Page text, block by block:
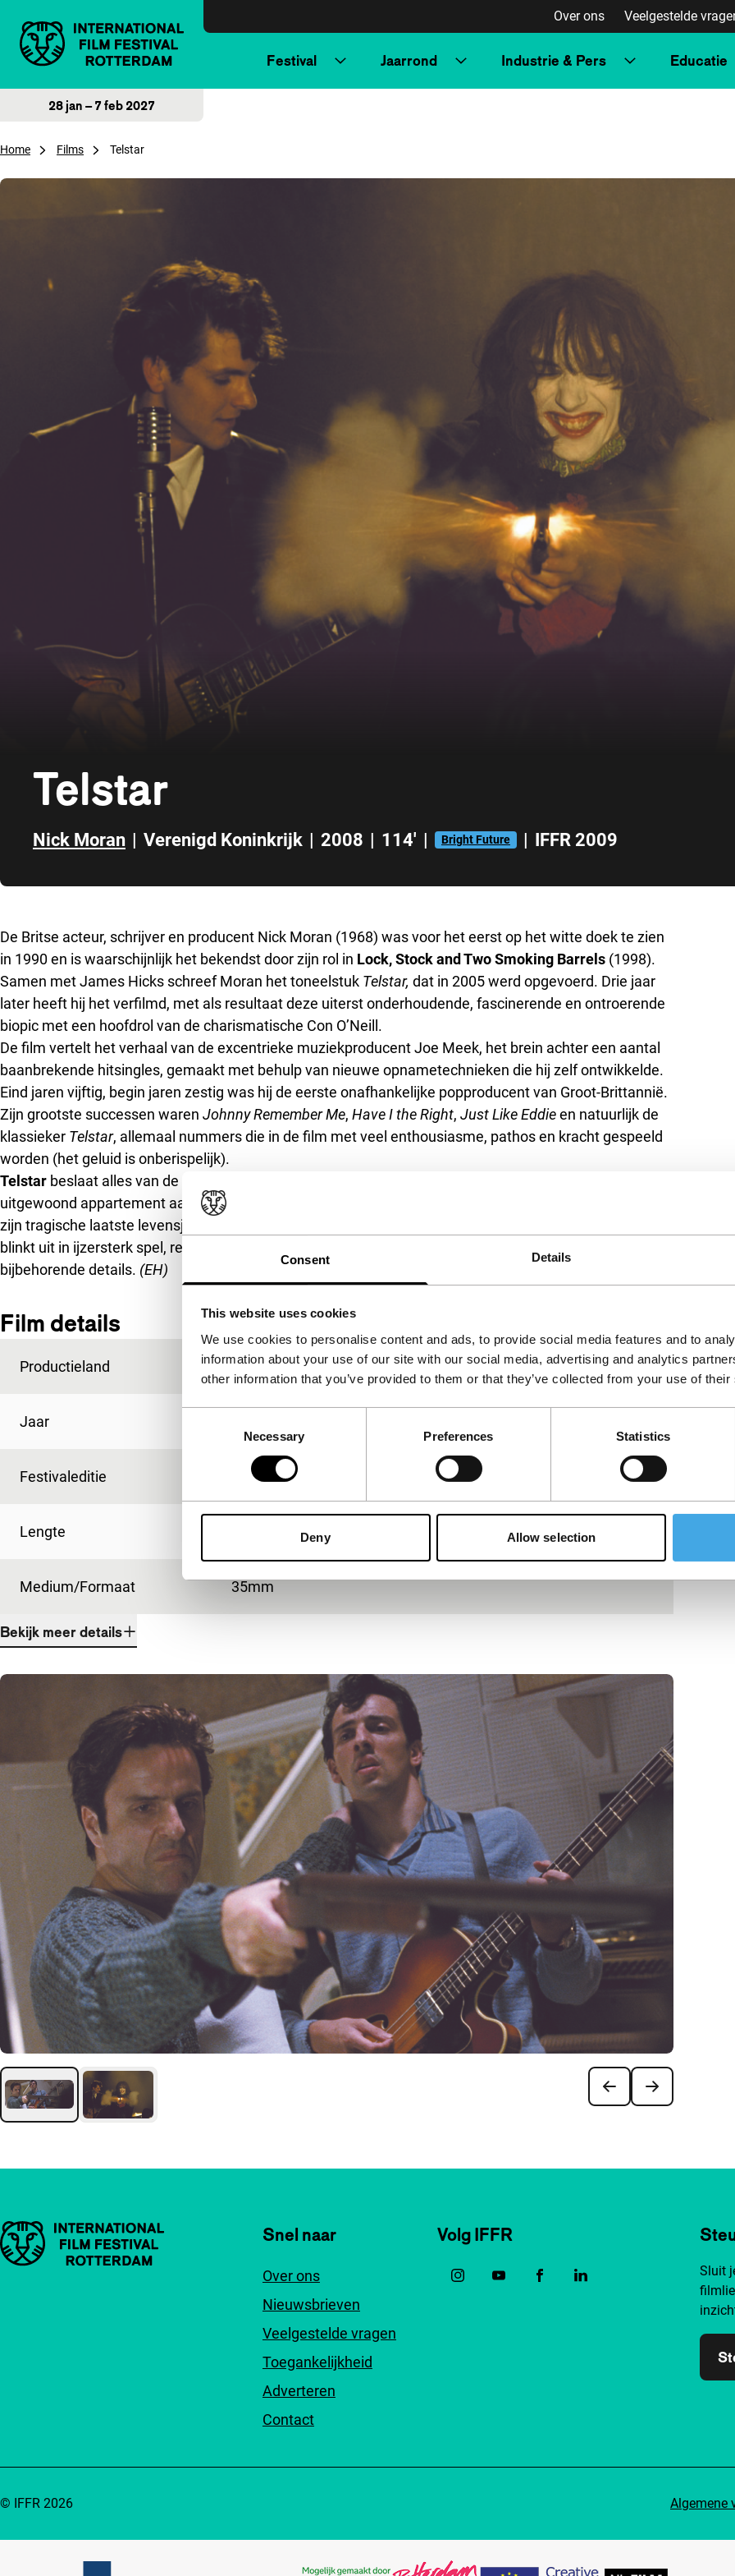
Consent Details
This website uses cookies
We use cookies to personalise content and ads, to provide social media features and to
information about your use of our site with our social media, advertising and analytics
other information that you’ve provided to them or that they’ve collected from your use of
Necessary Preferences Statistics
Deny Allow selection
Over ons Veelgestelde
Festival Jaarrond Industrie & Pers Educatie
28 jan – 7 feb 2027
Home Films Telstar
Telstar
Nick Moran | Verenigd Koninkrijk | 2008 | 114' | Bright Future | IFFR 2009
De Britse acteur, schrijver en producent Nick Moran (1968) was voor het eerst op het witte doek te zien
in 1990 en is waarschijnlijk het bekendst door zijn rol in Lock, Stock and Two Smoking Barrels (1998).
Samen met James Hicks schreef Moran het toneelstuk Telstar, dat in 2005 werd opgevoerd. Drie jaar
later heeft hij het verfilmd, met als resultaat deze uiterst onderhoudende, fascinerende en ontroerende
biopic met een hoofdrol van de charismatische Con O’Neill.
De film vertelt het verhaal van de excentrieke muziekproducent Joe Meek, het brein achter een aantal
baanbrekende hitsingles, gemaakt met behulp van nieuwe opnametechnieken die hij zelf ontwikkelde.
Eind jaren vijftig, begin jaren zestig was hij de eerste onafhankelijke popproducent van Groot-Brittannië.
Zijn grootste successen waren Johnny Remember Me, Have I the Right, Just Like Eddieen natuurlijk de
klassieker Telstar, allemaal nummers die in de film met veel enthousiasme, pathos en kracht gespeeld
worden (het geluid is onberispelijk).
Telstar beslaat alles van de beginjaren van Meeks loopbaan, toen hij opnamen maakte in een
uitgewoond appartement aan Holloway Road in Londen, tot aan zijn roemvolle periode, en eindigt met
zijn tragische laatste levensjaren, toen paranoia en gebrek aan succes hem eronder kregen. De film
blinkt uit in ijzersterk spel, realistische dialogen en een lovenswaardig inzicht in de periode en alle
bijbehorende details. (EH)
Film details
Productieland Verenigd Koninkrijk
Jaar
Festivaleditie IFFR 2009
Lengte
Medium/Formaat 35mm
Bekijk meer details
Belangrijke links Snel naar
Over ons
Nieuwsbrieven
Veelgestelde vragen
Toegankelijkheid
Adverteren
Contact
Volg IFFR
Sluit
Algemene
© IFFR 2026